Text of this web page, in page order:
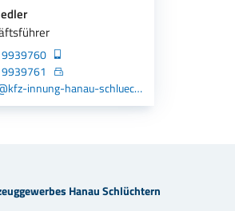
fiedler@kfz-innung-hanau-schluechtern.de
Hanau Schlüchtern